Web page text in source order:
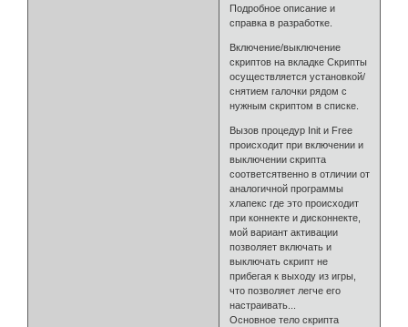
Подробное описание и
справка в разработке.
Включение/выключение
скриптов на вкладке Скрипты
осуществляется установкой/
снятием галочки рядом с
нужным скриптом в списке.
Вызов процедур Init и Free
происходит при включении и
выключении скрипта
соответсятвенно в отличии от
аналогичной программы
хлапекс где это происходит
при коннекте и дисконнекте,
мой вариант активации
позволяет включать и
выключать скрипт не
прибегая к выходу из игры,
что позволяет легче его
настраивать...
Основное тело скрипта